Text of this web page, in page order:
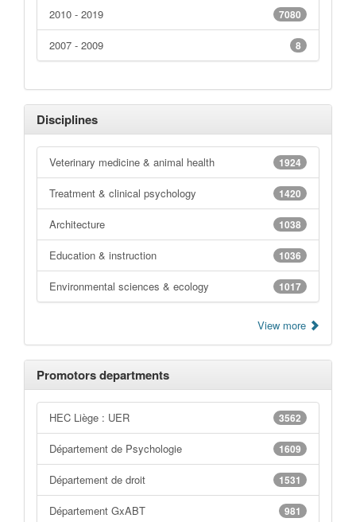
7080
2010 - 2019
8
2007 - 2009
Disciplines
1924
Veterinary medicine & animal health
1420
Treatment & clinical psychology
1038
Architecture
1036
Education & instruction
1017
Environmental sciences & ecology
View more
Promotors departments
3562
HEC Liège : UER
1609
Département de Psychologie
1531
Département de droit
981
Département GxABT